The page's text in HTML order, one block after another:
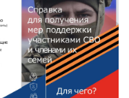
Перейти
к услуге